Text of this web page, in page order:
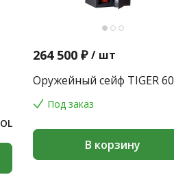
264 500 ₽ / шт
Оружейный сейф TIGER 60
Под заказ
В корзину